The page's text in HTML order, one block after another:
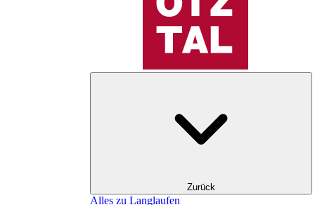
Zurück
Alles zu Langlaufen